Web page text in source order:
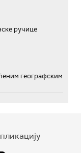
ручице
географским